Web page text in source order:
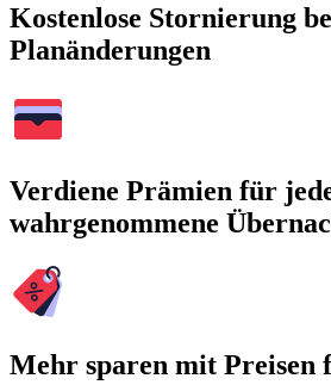
Kostenlose Stornierung
Planänderungen
Verdiene Prämien für
wahrgenommene
Mehr sparen mit